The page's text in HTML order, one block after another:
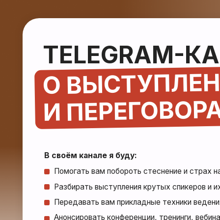
TELEGRAM-
О
И ПЕРЕГОВОРАХ
Помогать вам побороть стеснение и страх на
Разбирать выступления крутых спикеров и их
которых принимаю участие,
Отвечать на часто задаваемые вопросы о